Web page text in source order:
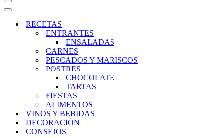
Menú
de
Menú
navegaciónRECETAS
ENTRANTES
ENSALADAS
CARNES
PESCADOS Y MARISCOS
POSTRES
CHOCOLATE
TARTAS
FIESTAS
ALIMENTOS
VINOS Y BEBIDAS
DECORACIÓN
CONSEJOS